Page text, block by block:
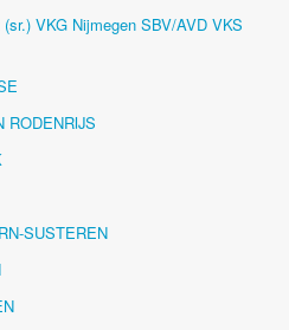
VKG Nijmegen SBV/AVD VKS
RODENRIJS
SUSTEREN